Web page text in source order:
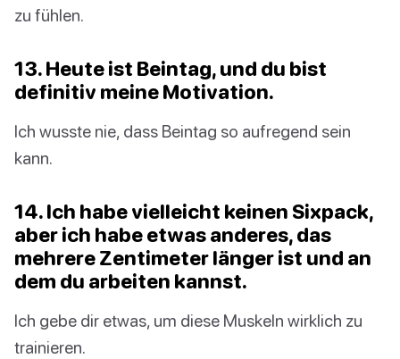
zu fühlen.
13. Heute ist Beintag, und du bist
definitiv meine Motivation.
Ich wusste nie, dass Beintag so aufregend sein
kann.
14. Ich habe vielleicht keinen Sixpack,
aber ich habe etwas anderes, das
mehrere Zentimeter länger ist und an
dem du arbeiten kannst.
Ich gebe dir etwas, um diese Muskeln wirklich zu
trainieren.